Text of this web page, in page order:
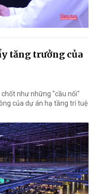
tăng trưởng của
như những "cầu nối"
của dự án hạ tầng trí tuệ